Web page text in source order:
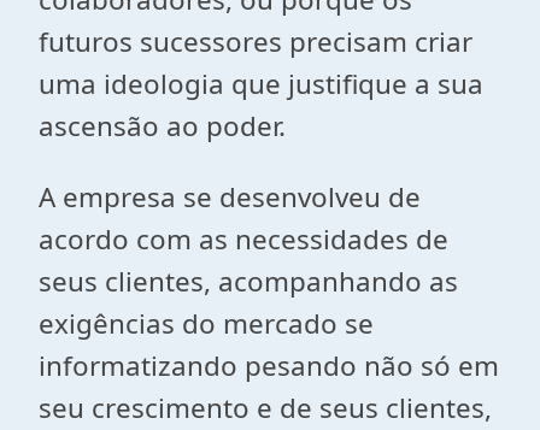
futuros sucessores precisam criar
uma ideologia que justifique a sua
ascensão ao poder.
A empresa se desenvolveu de
acordo com as necessidades de
seus clientes, acompanhando as
exigências do mercado se
informatizando pesando não só em
seu crescimento e de seus clientes,